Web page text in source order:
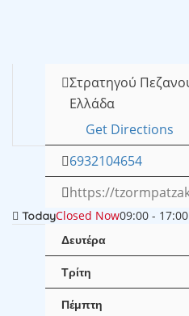
Στρατηγού
Ελλάδα
Get Directions
6932104654
https://
TodayClosed Now09:00 - 17:00
Δευτέρα
Τρίτη
Πέμπτη